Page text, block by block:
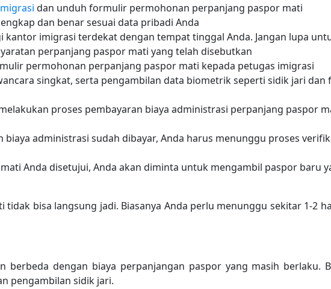
dan unduh formulir permohonan perpanjang paspor mati
dan benar sesuai data pribadi Anda
kantor imigrasi terdekat dengan tempat tinggal Anda. Jangan lupa
perpanjang paspor mati yang telah disebutkan
permohonan perpanjang paspor mati kepada petugas imigrasi
singkat, serta pengambilan data biometrik seperti sidik jari dan
proses pembayaran biaya administrasi perpanjang paspor
administrasi sudah dibayar, Anda harus menunggu proses
Anda disetujui, Anda akan diminta untuk mengambil paspor baru
bisa langsung jadi. Biasanya Anda perlu menunggu sekitar 1-2
berbeda dengan biaya perpanjangan paspor yang masih berlaku.
pengambilan sidik jari.